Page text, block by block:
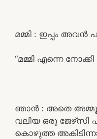
മമ്മി : ഇപ്പം അവൻ
“മമ്മി എന്നെ നോക്കി
ഞാൻ : അതെ
വലിയ ഒരു ജേഴ്‌സി
കൊഴുത്ത